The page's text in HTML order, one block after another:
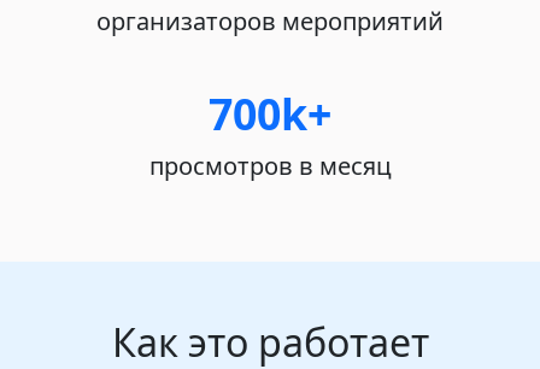
организаторов мероприятий
700k+
просмотров в месяц
Как это работает